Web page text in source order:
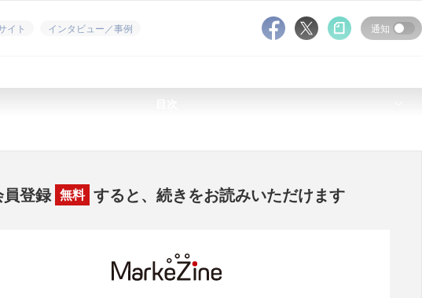
イト インタビュー／事例 通知
登録 無料 すると、続きをお読みいただけます